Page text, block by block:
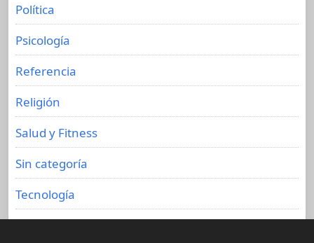
Política
Psicología
Referencia
Religión
Salud y Fitness
Sin categoría
Tecnología